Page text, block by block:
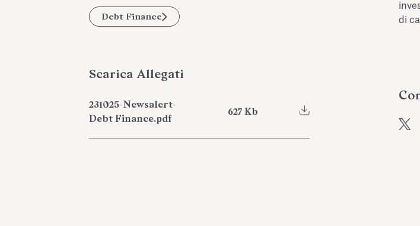
Debt Finance
Scarica Allegati
231025-Newsalert-
Debt Finance.pdf
627 Kb
di